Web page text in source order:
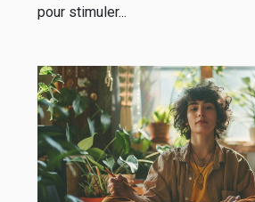
pour stimuler...